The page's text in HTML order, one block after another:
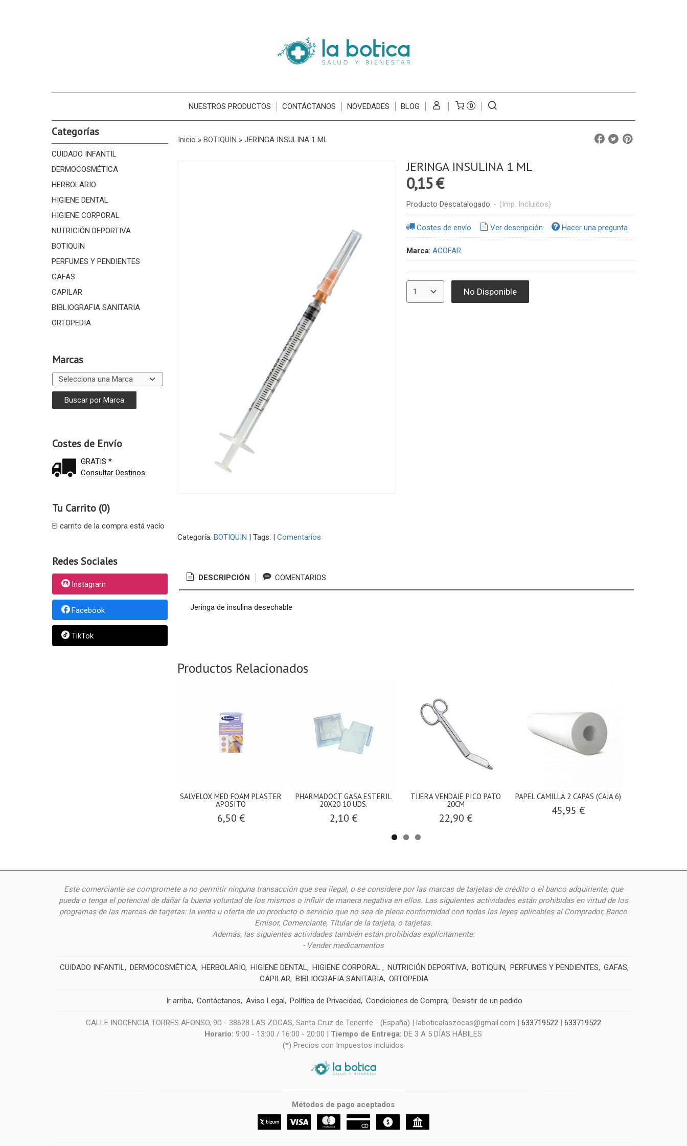
NUESTROS PRODUCTOS CONTÁCTANOS NOVEDADES BLOG 0
Categorías
CUIDADO INFANTIL
DERMOCOSMÉTICA
HERBOLARIO
HIGIENE DENTAL
HIGIENE CORPORAL
NUTRICIÓN DEPORTIVA
BOTIQUIN
PERFUMES Y PENDIENTES
GAFAS
CAPILAR
BIBLIOGRAFIA SANITARIA
ORTOPEDIA
Marcas
Costes de Envío
GRATIS *
Consultar Destinos
Tu Carrito (0)
El carrito de la compra está vacío
Redes Sociales
Instagram
Facebook
TikTok
Inicio » BOTIQUIN » JERINGA INSULINA 1 ML
JERINGA INSULINA 1 ML
0,15 €
Producto Descatalogado - (Imp. Incluidos)
Costes de envío Ver descripción Hacer una pregunta
Marca: ACOFAR
No Disponible
Categoría: BOTIQUIN | Tags: | Comentarios
DESCRIPCIÓN COMENTARIOS
Jeringa de insulina desechable
Productos Relacionados
SALVELOX MED FOAM PLASTER
APOSITO
6,50 €
PHARMADOCT GASA ESTERIL
20X20 10 UDS.
2,10 €
TIJERA VENDAJE PICO PATO
20CM
22,90 €
PAPEL CAMILLA 2 CAPAS (CAJA 6)
45,95 €
Este comerciante se compromete a no permitir ninguna transacción que sea ilegal, o se considere por las marcas de tarjetas de crédito o el banco adquiriente, que
pueda o tenga el potencial de dañar la buena voluntad de los mismos o influir de manera negativa en ellos. Las siguientes actividades están prohibidas en virtud de los
programas de las marcas de tarjetas: la venta u oferta de un producto o servicio que no sea de plena conformidad con todas las leyes aplicables al Comprador, Banco
Emisor, Comerciante, Titular de la tarjeta, o tarjetas.
Además, las siguientes actividades también están prohibidas explícitamente:
- Vender medicamentos
CUIDADO INFANTIL DERMOCOSMÉTICA HERBOLARIO HIGIENE DENTAL HIGIENE CORPORAL NUTRICIÓN DEPORTIVA BOTIQUIN PERFUMES Y PENDIENTES
GAFAS
CAPILAR BIBLIOGRAFIA SANITARIA ORTOPEDIA
Ir arriba Contáctanos Aviso Legal Política de Privacidad Condiciones de Compra Desistir de un pedido
CALLE INOCENCIA TORRES AFONSO, 9D - 38628 LAS ZOCAS, Santa Cruz de Tenerife - (España) | laboticalaszocas@gmail.com | 633719522| 633719522
Horario:9:00 - 13:00 / 16:00 - 20:00 | Tiempo de Entrega:DE 3 A 5 DÍAS HÁBILES
(*) Precios con Impuestos incluidos
Métodos de pago aceptados